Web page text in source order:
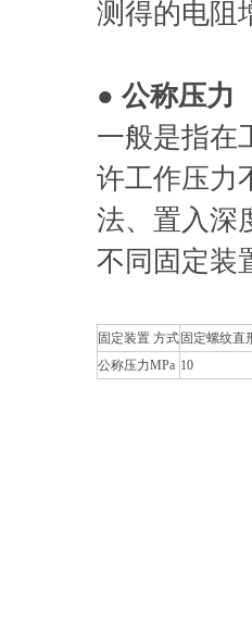
测得的电阻
● 公称压力
一般是指在
许工作压力
法、置入深
不同固定装
固定装置 方式 固定螺纹直
公称压力MPa 10